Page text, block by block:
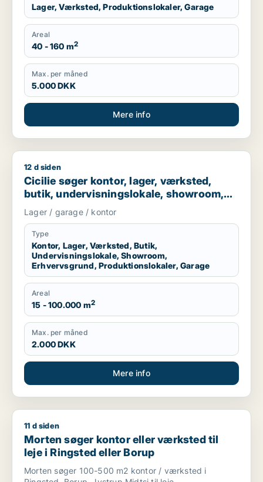
Lager, Værksted, Produktionslokaler, Garage
Areal
40 - 160 m2
Max. per måned
5.000 DKK
Mere info
Cicilie søger kontor, lager, værksted, butik,
12 d siden
Cicilie søger kontor, lager, værksted,
butik, undervisningslokale, showroom,
erhvervsgrund, produktionslokaler eller
garage til leje i Region Sjælland eller
Nordsjælland
Lager / garage / kontor
Type
Kontor, Lager, Værksted, Butik,
Undervisningslokale, Showroom,
Erhvervsgrund, Produktionslokaler, Garage
Areal
15 - 100.000 m2
Max. per måned
2.000 DKK
Mere info
Morten søger kontor eller værksted til leje i Ringsted eller
11 d siden
Morten søger kontor eller værksted til
leje i Ringsted eller Borup
Morten søger 100-500 m2 kontor / værksted i